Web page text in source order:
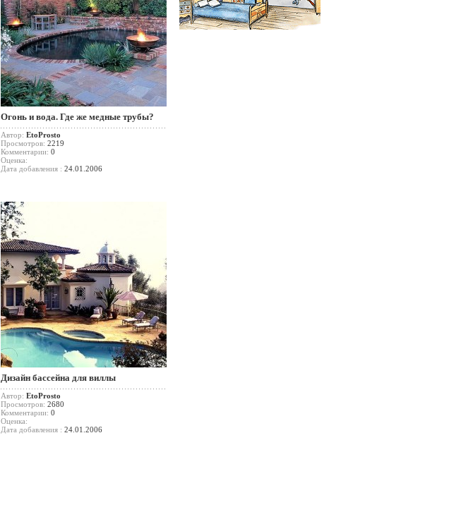
Огонь и вода. Где же медные трубы?
Автор: EtoProsto
Просмотров: 2219
Комментарии: 0
Оценка:
Дата добавления : 24.01.2006
Дизайн бассейна для виллы
Автор: EtoProsto
Просмотров: 2680
Комментарии: 0
Оценка:
Дата добавления : 24.01.2006